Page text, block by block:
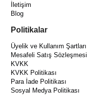
İletişim
Blog
Politikalar
Üyelik ve Kullanım Şartları
Mesafeli Satış Sözleşmesi
KVKK
KVKK Politikası
Para İade Politikası
Sosyal Medya Politikası